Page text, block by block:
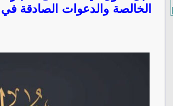
الخالصة والدعوات الصادقة